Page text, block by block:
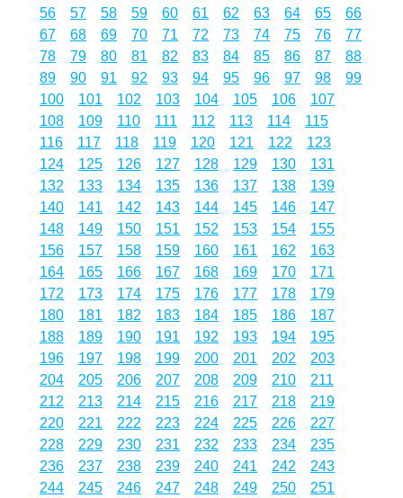
56
57 58 59 60 61 62 63 64 65
66
67
68 69 70 71 72 73 74 75 76
77
78
79 80 81 82 83 84 85 86 87
88
89
90 91 92 93 94 95 96 97 98
99
100
101 102 103 104 105 106
107
108
109 110 111 112 113 114
115
116
117 118 119 120 121 122
123
124
125 126 127 128 129 130
131
132
133 134 135 136 137 138
139
140
141 142 143 144 145 146
147
148
149 150 151 152 153 154
155
156
157 158 159 160 161 162
163
164
165 166 167 168 169 170
171
172
173 174 175 176 177 178
179
180
181 182 183 184 185 186
187
188
189 190 191 192 193 194
195
196
197 198 199 200 201 202
203
204
205 206 207 208 209 210
211
212
213 214 215 216 217 218
219
220
221 222 223 224 225 226
227
228
229 230 231 232 233 234
235
236
237 238 239 240 241 242
243
244
245 246 247 248 249 250
251